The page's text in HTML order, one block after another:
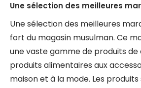
Une sélection des meilleures
Une sélection des meilleures
fort du magasin musulman. Ce
une vaste gamme de produits de
produits alimentaires aux
maison et à la mode. Les produits